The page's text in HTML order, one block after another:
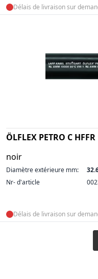
Délais de livraison sur
ÖLFLEX PETRO C
noir
Diamètre extérieure mm:
Nr- d'article
Délais de livraison sur